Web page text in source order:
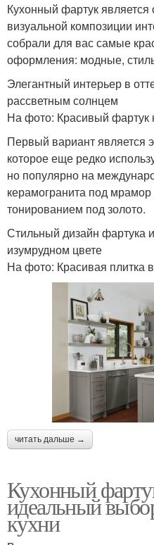
Кухонный фартук
визуальной композиции
собрали для вас самые
оформления: модные,
Элегантный интерьер в
рассветным солнцем
На фото: Красивый фартук
Первый вариант является
которое еще редко
но популярно на
керамогранита под мрамор
тонированием под золото.
Стильный дизайн фартука
изумрудном цвете
На фото: Красивая плитка
читать дальше →
Кухонный
идеальный
кухни